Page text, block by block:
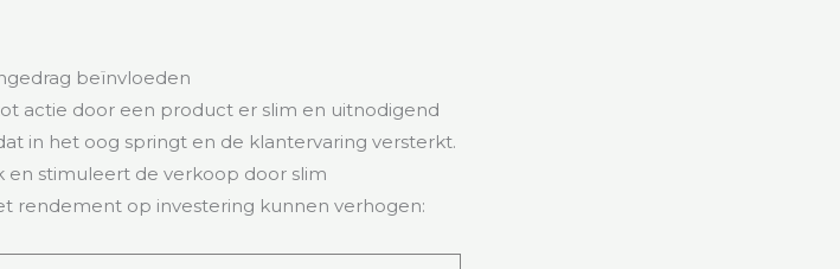
beïnvloeden
actie door een product er slim en uitnodigend
in het oog springt en de klantervaring versterkt.
en stimuleert de verkoop door slim
rendement op investering kunnen verhogen: